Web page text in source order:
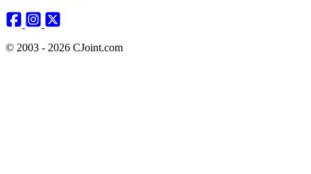
© 2003 - 2026 CJoint.com